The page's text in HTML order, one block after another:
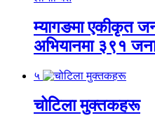
म्यागङमा एकीकृत
अभियानमा ३९१ जना
५
चोटिला मुक्तकहरू